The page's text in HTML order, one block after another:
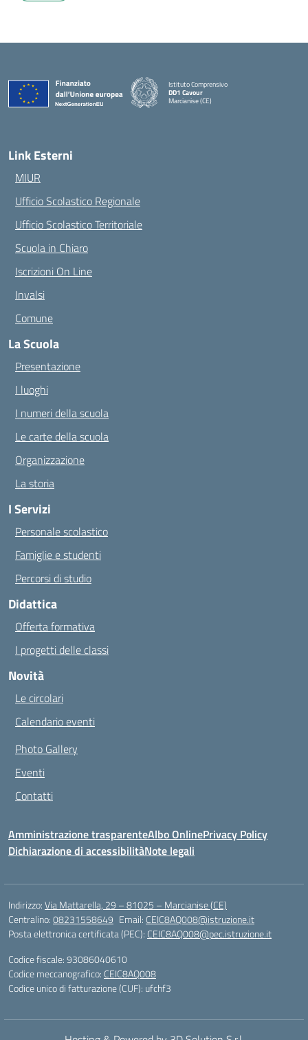
Istituto Comprensivo
DD1 Cavour
Marcianise (CE)
Link Esterni
MIUR
Ufficio Scolastico Regionale
Ufficio Scolastico Territoriale
Scuola in Chiaro
Iscrizioni On Line
Invalsi
Comune
La Scuola
Presentazione
I luoghi
I numeri della scuola
Le carte della scuola
Organizzazione
La storia
I Servizi
Personale scolastico
Famiglie e studenti
Percorsi di studio
Didattica
Offerta formativa
I progetti delle classi
Novità
Le circolari
Calendario eventi
Photo Gallery
Eventi
Contatti
Amministrazione trasparenteAlbo OnlinePrivacy Policy
Dichiarazione di accessibilitàNote legali
Indirizzo:Via Mattarella, 29 – 81025 – Marcianise (CE)
Centralino:08231558649 Email: CEIC8AQ008@istruzione.it
Posta elettronica certificata (PEC): CEIC8AQ008@pec.istruzione.it
Codice fiscale: 93086040610
Codice meccanografico: CEIC8AQ008
Codice unico di fatturazione (CUF): ufchf3